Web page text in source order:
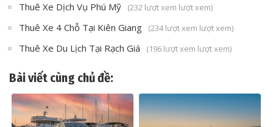
Thuê Xe Dịch Vụ Phú Mỹ (232 lượt xem lượt xem)
Thuê Xe 4 Chỗ Tại Kiên Giang (234 lượt xem lượt xem)
Thuê Xe Du Lịch Tại Rạch Giá (196 lượt xem lượt xem)
Bài viết cùng chủ đề: